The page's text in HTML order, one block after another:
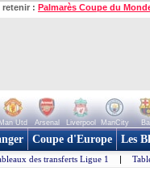
retenir : Palmarès Coupe du
Man Utd Arsenal Liverpool ManCity
Coupe d'Europe Les
des transferts Ligue 1 |